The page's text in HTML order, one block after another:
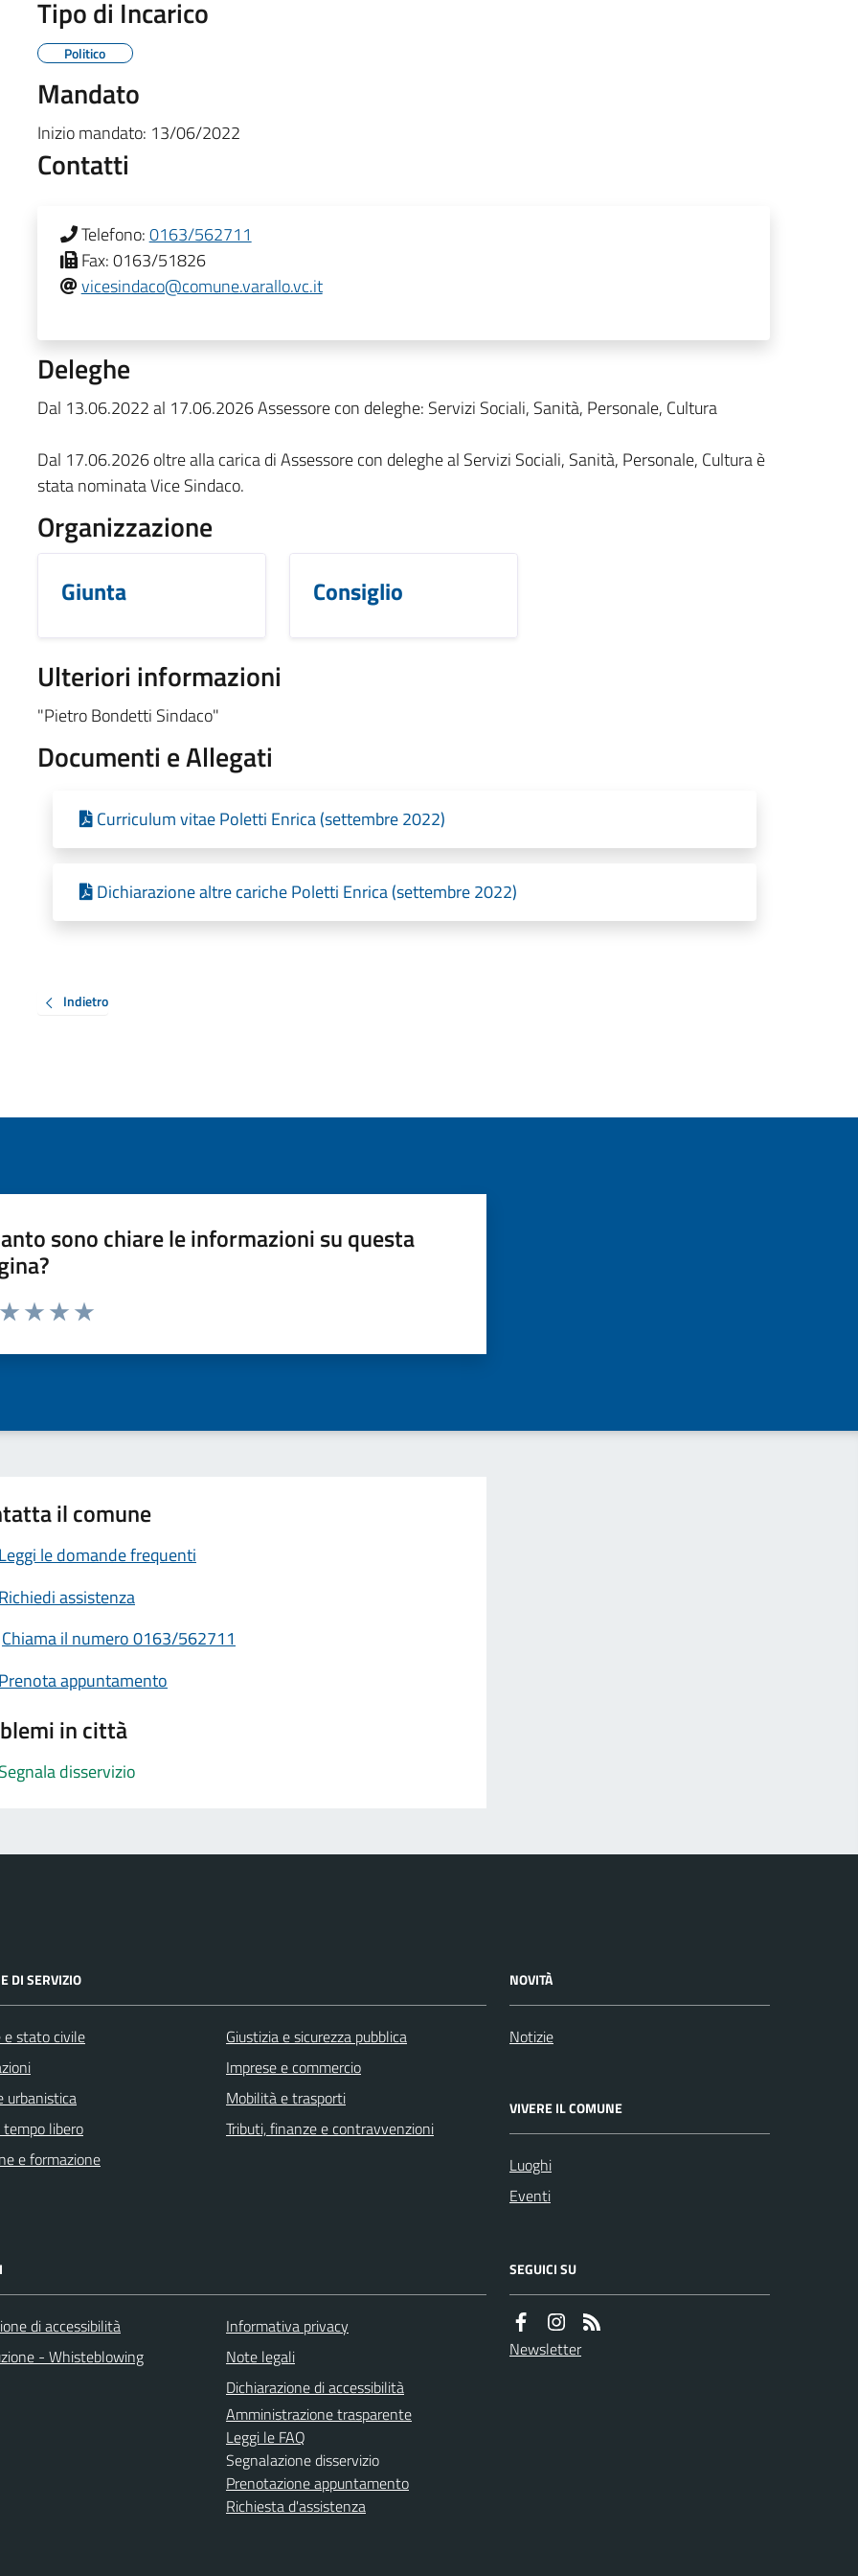
Tipo di Incarico
Politico
Mandato
Inizio mandato: 13/06/2022
Contatti
Telefono:0163/562711
Fax:0163/51826
vicesindaco@comune.varallo.vc.it
Deleghe
Dal 13.06.2022 al 17.06.2026 Assessore con deleghe: Servizi Sociali, Sanità, Personale, Cultura
Dal 17.06.2026 oltre alla carica di Assessore con deleghe al Servizi Sociali, Sanità, Personale, Cultura è
stata nominata Vice Sindaco.
Organizzazione
Giunta Consiglio
Ulteriori informazioni
"Pietro Bondetti Sindaco"
Documenti e Allegati
Curriculum vitae Poletti Enrica (settembre 2022)
Dichiarazione altre cariche Poletti Enrica (settembre 2022)
Indietro
sono chiare le informazioni su questa
da 1 a 5 stelle la pagina
il comune
Leggi le domande frequenti
Richiedi assistenza
Chiama il numero 0163/562711
Prenota appuntamento
in città
Segnala disservizio
DI SERVIZIO
e stato civile
urbanistica
libero
e formazione
Giustizia e sicurezza pubblica
Imprese e commercio
Mobilità e trasporti
Tributi, finanze e contravvenzioni
NOVITÀ
Notizie
VIVERE IL COMUNE
Luoghi
Eventi
di accessibilità
- Whisteblowing
Informativa privacy
Note legali
Dichiarazione di accessibilità
Amministrazione trasparente
Leggi le FAQ
Segnalazione disservizio
Prenotazione appuntamento
Richiesta d'assistenza
SEGUICI SU
Newsletter